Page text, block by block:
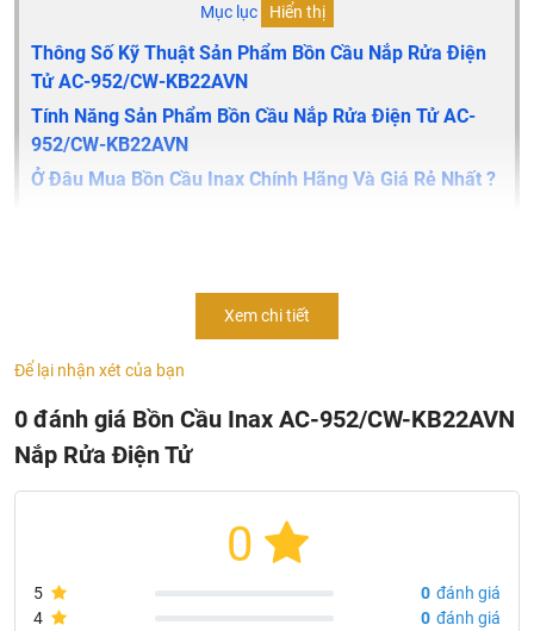
Mục lục Hiển thị
Thông Số Kỹ Thuật Sản Phẩm Bồn Cầu Nắp Rửa Điện
Tử AC-952/CW-KB22AVN
Tính Năng Sản Phẩm Bồn Cầu Nắp Rửa Điện Tử AC-
952/CW-KB22AVN
Ở Đâu Mua Bồn Cầu Inax Chính Hãng Và Giá Rẻ Nhất ?
hiện đại chắc chắn sẽ thay đổi cách thức sinh hoạt của bạn
và người thân. Bồn cầu treo tường AC-952 được tích hợp
nắp rửa điện tử có nhiều chức năng giúp người dùng cảm
thấy thoải mái và sạch sẽ vô cùng.
Xem chi tiết
Để lại nhận xét của bạn
0 đánh giá Bồn Cầu Inax AC-952/CW-KB22AVN
Nắp Rửa Điện Tử
0
5 0 đánh giá
4
0 đánh giá